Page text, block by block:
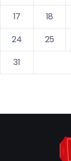
17
18
24
25
31